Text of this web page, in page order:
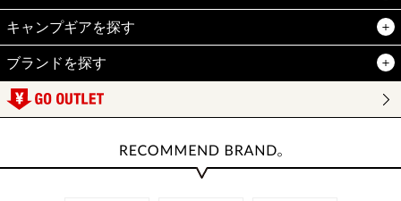
キャンプギアを探す
ブランドを探す